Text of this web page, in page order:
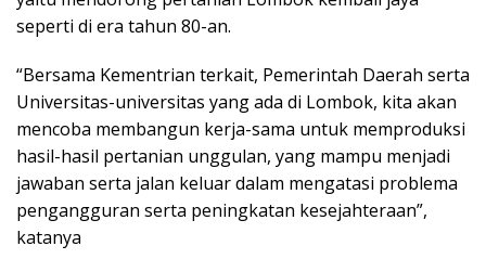
seperti di era tahun 80-an.
“Bersama Kementrian terkait, Pemerintah Daerah serta
Universitas-universitas yang ada di Lombok, kita akan
mencoba membangun kerja-sama untuk memproduksi
hasil-hasil pertanian unggulan, yang mampu menjadi
jawaban serta jalan keluar dalam mengatasi problema
pengangguran serta peningkatan kesejahteraan”,
katanya